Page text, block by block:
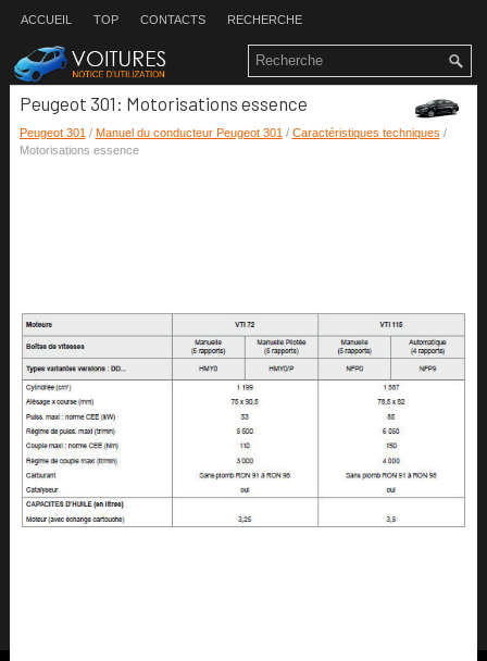
ACCUEIL TOP CONTACTS RECHERCHE
Peugeot 301: Motorisations essence
Peugeot 301 / Manuel du conducteur Peugeot 301 / Caractéristiques techniques /
Motorisations essence